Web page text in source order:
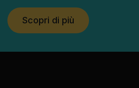
Scopri di più